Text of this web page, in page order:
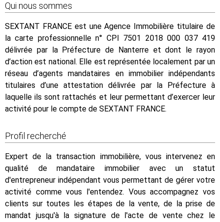
Qui nous sommes
SEXTANT FRANCE est une Agence Immobilière titulaire de
la carte professionnelle n° CPI 7501 2018 000 037 419
délivrée par la Préfecture de Nanterre et dont le rayon
d’action est national. Elle est représentée localement par un
réseau d’agents mandataires en immobilier indépendants
titulaires d’une attestation délivrée par la Préfecture à
laquelle ils sont rattachés et leur permettant d’exercer leur
activité pour le compte de SEXTANT FRANCE.
Profil recherché
Expert de la transaction immobilière, vous intervenez en
qualité de mandataire immobilier avec un statut
d'entrepreneur indépendant vous permettant de gérer votre
activité comme vous l'entendez. Vous accompagnez vos
clients sur toutes les étapes de la vente, de la prise de
mandat jusqu'à la signature de l'acte de vente chez le